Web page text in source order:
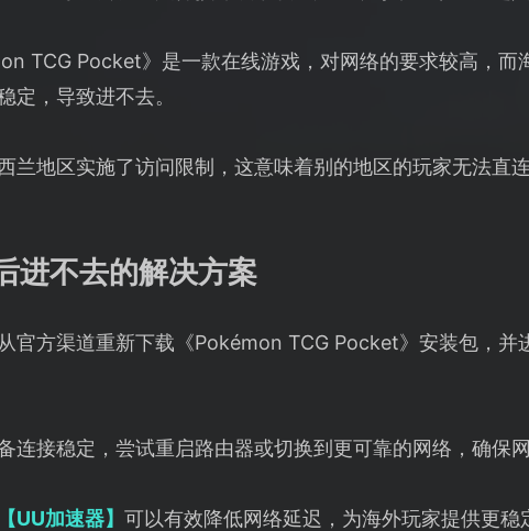
TCG Pocket》是一款在线游戏，对网络的要求较高，而
定，导致进不去。
兰地区实施了访问限制，这意味着别的地区的玩家无法直连
进不去的解决方案
官方渠道重新下载《Pokémon TCG Pocket》安装包，并
连接稳定，尝试重启路由器或切换到更可靠的网络，确保网
【UU加速器】 可以有效降低网络延迟，为海外玩家提供更